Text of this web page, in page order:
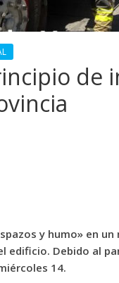
de
y humo» en
edificio. Debido al
14.